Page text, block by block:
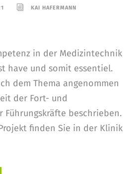
KAI HAFERMANN
in der Medizintechnik
have und somit essentiel.
dem Thema angenommen
der Fort- und
Führungskräfte beschrieben.
finden Sie in der Klinik